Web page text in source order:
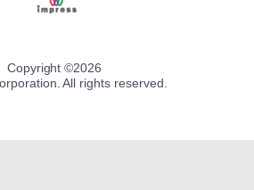
Copyright ©2026
All rights reserved.